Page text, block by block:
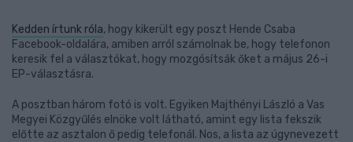
Kedden írtunk róla, hogy kikerült egy poszt Hende Csaba
Facebook-oldalára, amiben arról számolnak be, hogy telefonon
keresik fel a választókat, hogy mozgósítsák őket a május 26-i
EP-választásra.
A posztban három fotó is volt. Egyiken Majthényi László a Vas
Megyei Közgyűlés elnöke volt látható, amint egy lista fekszik
előtte az asztalon ő pedig telefonál. Nos, a lista az úgynevezett